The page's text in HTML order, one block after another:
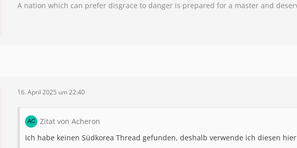
A nation which can prefer disgrace to danger is prepared for a master and
16. April 2025 um 22:40
Zitat von Acheron
Ich habe keinen Südkorea Thread gefunden, deshalb verwende ich diesen